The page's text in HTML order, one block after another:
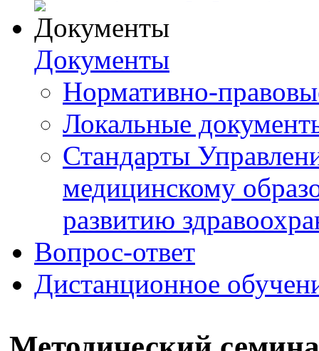
Документы
Нормативно-
Локальные
Стандарты
медицинскому
развитию
Вопрос-ответ
Дистанционное